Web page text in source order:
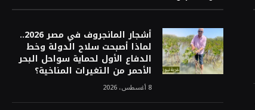
أشجار المانجروف في مصر 2026..
لماذا أصبحت سلاح الدولة وخط
الدفاع الأول لحماية سواحل البحر
الأحمر من التغيرات المناخية؟
8 أغسطس، 2026